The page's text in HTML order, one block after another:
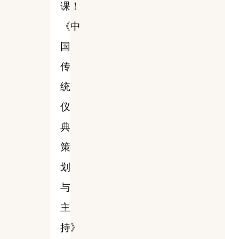
课！
《中
国
传
统
仪
典
策
划
与
主
持》